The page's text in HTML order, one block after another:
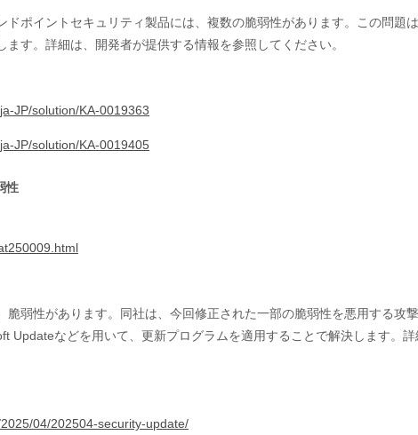
ドポイントセキュリティ製品には、複数の脆弱性があります。この問題
す。詳細は、開発者が提供する情報を参照してください。
JP/solution/KA-0019363
JP/solution/KA-0019405
性
脆弱性があります。同社は、今回修正された一部の脆弱性を悪用する攻
Updateなどを用いて、更新プログラムを適用することで解決します。
04/202504-security-update/